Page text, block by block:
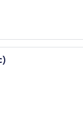
ะทำงาน, พื้นที่ทำงานแ
ห้องแฟมิลี่